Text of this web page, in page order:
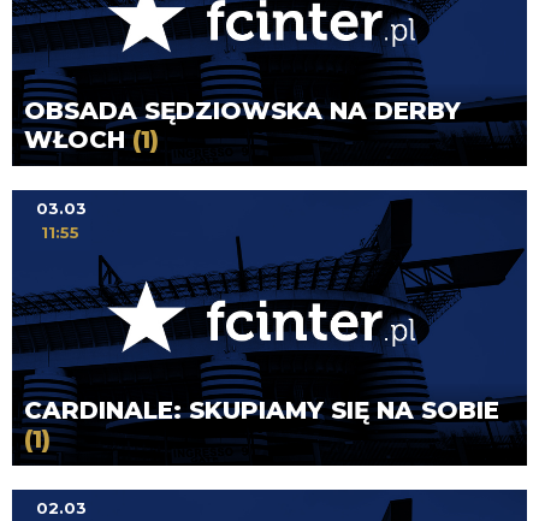
OBSADA SĘDZIOWSKA NA DERBY
WŁOCH (1)
CARDINALE: SKUPIAMY SIĘ NA SOBIE
(1)
03.03
11:55
02.03